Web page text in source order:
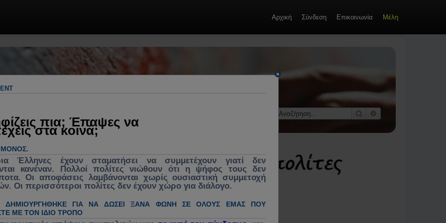
Αρχική Σύνδεση Επικοινωνία Μέλη
Αναζήτηση
πρακτικές λύσεις. Πολιτική, πολιτικοί &
για ανασύνθεση κράτους, θεσμών & κοινωνίας,
κυβέρνηση, νομοσχέδια, νέα, εκλογές,
πια; Έπαψες να
στα κοινά;
ΜΌΝΟΣ.
Έλληνες έχουν σταματήσει να συμμετέχουν γιατί δεν
κανέναν. Πολλοί πολίτες νιώθουν ότι η ψήφος τους δεν
Οι αποφάσεις λαμβάνονται χωρίς ουσιαστική συμμετοχή
Οι περισσότεροι πολίτες δεν έχουν χώρο για διάλογο.
ΔΗΜΙΟΥΡΓΉΘΗΚΕ ΓΙΑ ΝΑ ΔΏΣΕΙ ΞΑΝΆ ΦΩΝΉ ΣΕ ΌΛΟΥΣ ΕΜΆΣ ΠΟΥ
ΜΕ ΤΟΝ ΊΔΙΟ ΤΡΌΠΟ